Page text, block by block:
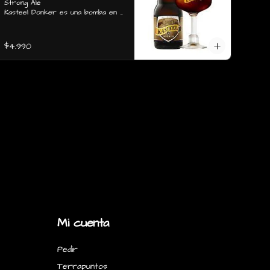
Strong Ale
Kasteel Donker es una bomba en
secos y frutos rojos maduros
como ciruela, de cuerpo pleno,
carbonatación media alta y
$4.990
Mi cuenta
Pedir
Terrapuntos